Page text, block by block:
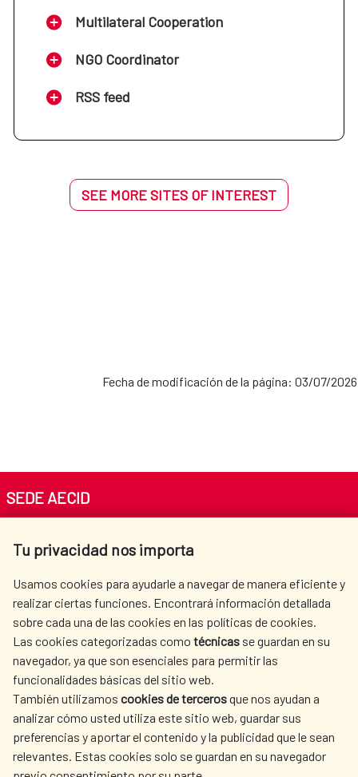
Multilateral Cooperation
NGO Coordinator
RSS feed
SEE MORE SITES OF INTEREST
Fecha de modificación de la página: 03/07/2026
Tu privacidad nos importa
Usamos cookies para ayudarle a navegar de manera eficiente y
realizar ciertas funciones. Encontrará información detallada
sobre cada una de las cookies en las políticas de cookies.
Las cookies categorizadas como técnicas se guardan en su
navegador, ya que son esenciales para permitir las
funcionalidades básicas del sitio web.
También utilizamos cookies de tercerosque nos ayudan a
analizar cómo usted utiliza este sitio web, guardar sus
preferencias y aportar el contenido y la publicidad que le sean
relevantes. Estas cookies solo se guardan en su navegador
SEDE AECID
Tel. +34 900 20 30 54​​​​​​​
AECID
WHERE DO WE COOPERATE?
SPANISH HUMANITARIAN
ACTION
PRESS ROOM
CULTURE AND SCIENCE LIBRARY